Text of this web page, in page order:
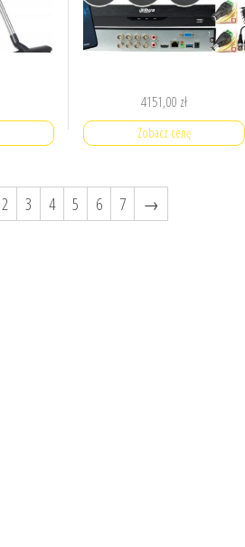
4151,00 zł
Zobacz cenę
2 3 4 5 6 7 →